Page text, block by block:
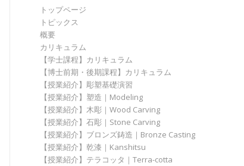
トップページ
トピックス
概要
カリキュラム
【学士課程】カリキュラム
【博士前期・後期課程】カリキュラム
【授業紹介】彫塑基礎演習
【授業紹介】塑造｜Modeling
【授業紹介】木彫｜Wood Carving
【授業紹介】石彫｜Stone Carving
【授業紹介】ブロンズ鋳造｜Bronze Casting
【授業紹介】乾漆｜Kanshitsu
【授業紹介】テラコッタ｜Terra-cotta